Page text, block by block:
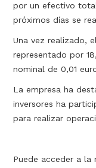
por un efectivo
próximos días se
Una vez realizado,
representado por
nominal de 0,01
La empresa ha
inversores ha
para realizar
Puede acceder a la